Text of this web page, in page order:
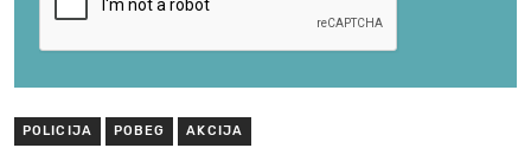
POLICIJA POBEG AKCIJA